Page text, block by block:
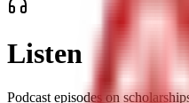
Listen
Podcast episodes on